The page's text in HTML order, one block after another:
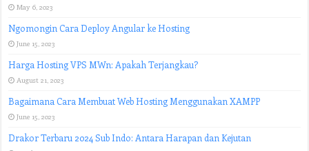
May 6, 2023
Ngomongin Cara Deploy Angular ke Hosting
June 15, 2023
Harga Hosting VPS MWn: Apakah Terjangkau?
August 21, 2023
Bagaimana Cara Membuat Web Hosting Menggunakan XAMPP
June 15, 2023
Drakor Terbaru 2024 Sub Indo: Antara Harapan dan Kejutan